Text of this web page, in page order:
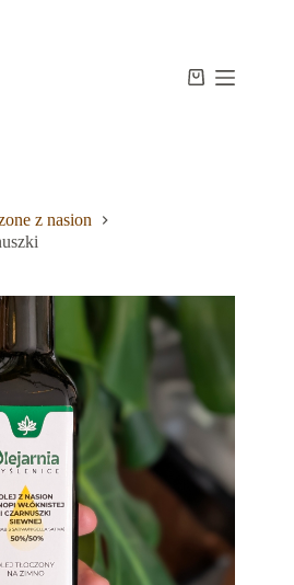
Koszyk
z nasion